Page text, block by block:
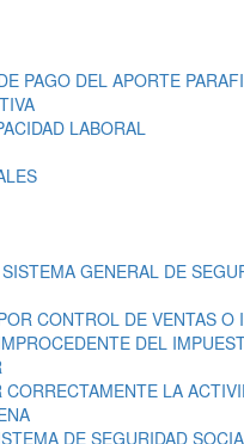
PAGO DEL APORTE
LABORAL
GENERAL DE
CONTROL DE VENTAS O
DEL
LA
DE SEGURIDAD